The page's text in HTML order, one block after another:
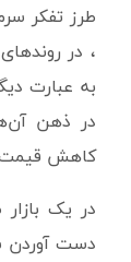
طرز تفکر
، در
به عبارت
در ذهن
کاهش
در یک
دست آوردن